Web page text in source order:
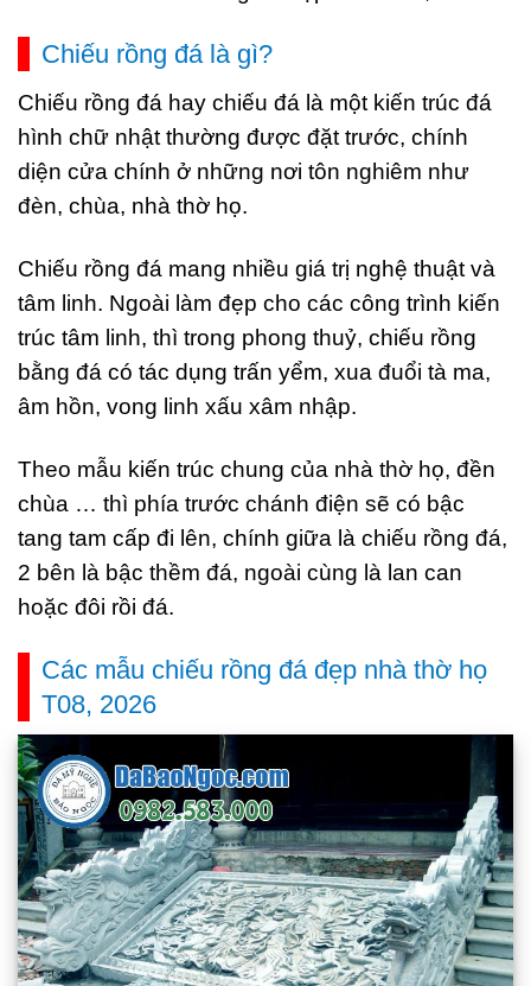
Chiếu rồng đá là gì?
Chiếu rồng đá hay chiếu đá là một kiến trúc đá
hình chữ nhật thường được đặt trước, chính
diện cửa chính ở những nơi tôn nghiêm như
đèn, chùa, nhà thờ họ.
Chiếu rồng đá mang nhiều giá trị nghệ thuật và
tâm linh. Ngoài làm đẹp cho các công trình kiến
trúc tâm linh, thì trong phong thuỷ, chiếu rồng
bằng đá có tác dụng trấn yểm, xua đuổi tà ma,
âm hồn, vong linh xấu xâm nhập.
Theo mẫu kiến trúc chung của nhà thờ họ, đền
chùa … thì phía trước chánh điện sẽ có bậc
tang tam cấp đi lên, chính giữa là chiếu rồng đá,
2 bên là bậc thềm đá, ngoài cùng là lan can
hoặc đôi rồi đá.
Các mẫu chiếu rồng đá đẹp nhà thờ họ
T08, 2026